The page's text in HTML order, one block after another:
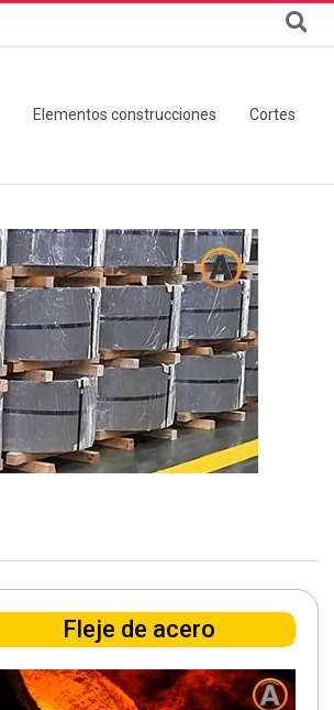
Elementos construcciones Cortes
Fleje de acero